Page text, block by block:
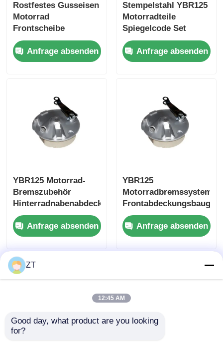
Andere Zubehörteile für Motorräder
Motorradstoßdämpfer
Motorradketten und Kettenräder
Motorradkolben
Auspuffrohr für Motorräder
Motorradzylinder
Rostfestes Gusseisen
Motorrad
Frontscheibe
Bremsrotor Hohe
Festigkeit
Anfrage absenden
Stempelstahl YBR125
Motorradteile
Spiegelcode Set
Griffsteuerung
Anfrage absenden
YBR125 Motorrad-
Bremszubehör
Hinterradnabenabdeckung,
rostfrei
Anfrage absenden
YBR125
Motorradbremssystem
Anfrage absenden
ZT
12:45 AM
Good day, what product are you looking
for?